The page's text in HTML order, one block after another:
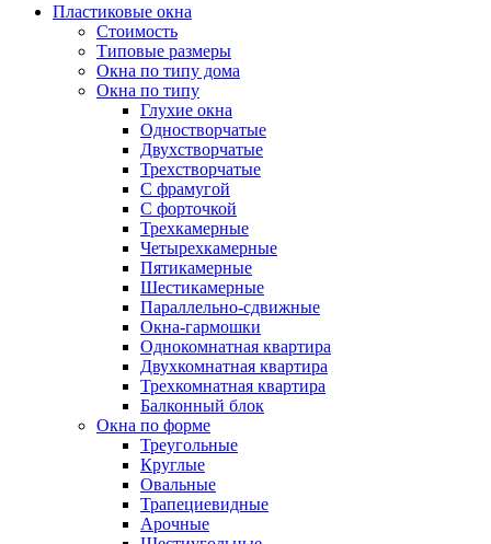
Пластиковые окна
Стоимость
Типовые размеры
Окна по типу дома
Окна по типу
Глухие окна
Одностворчатые
Двухстворчатые
Трехстворчатые
С фрамугой
С форточкой
Трехкамерные
Четырехкамерные
Пятикамерные
Шестикамерные
Параллельно-сдвижные
Окна-гармошки
Однокомнатная квартира
Двухкомнатная квартира
Трехкомнатная квартира
Балконный блок
Окна по форме
Треугольные
Круглые
Овальные
Трапециевидные
Арочные